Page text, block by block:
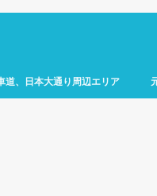
道、日本大通り周辺エリア